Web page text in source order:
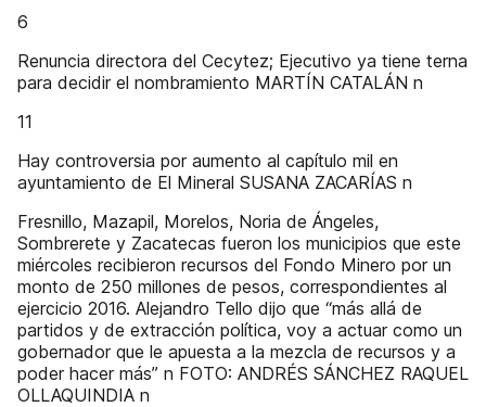
6
Renuncia directora del Cecytez; Ejecutivo ya tiene terna
para decidir el nombramiento MARTÍN CATALÁN n
11
Hay controversia por aumento al capítulo mil en
ayuntamiento de El Mineral SUSANA ZACARÍAS n
Fresnillo, Mazapil, Morelos, Noria de Ángeles,
Sombrerete y Zacatecas fueron los municipios que este
miércoles recibieron recursos del Fondo Minero por un
monto de 250 millones de pesos, correspondientes al
ejercicio 2016. Alejandro Tello dijo que “más allá de
partidos y de extracción política, voy a actuar como un
gobernador que le apuesta a la mezcla de recursos y a
poder hacer más” n FOTO: ANDRÉS SÁNCHEZ RAQUEL
OLLAQUINDIA n